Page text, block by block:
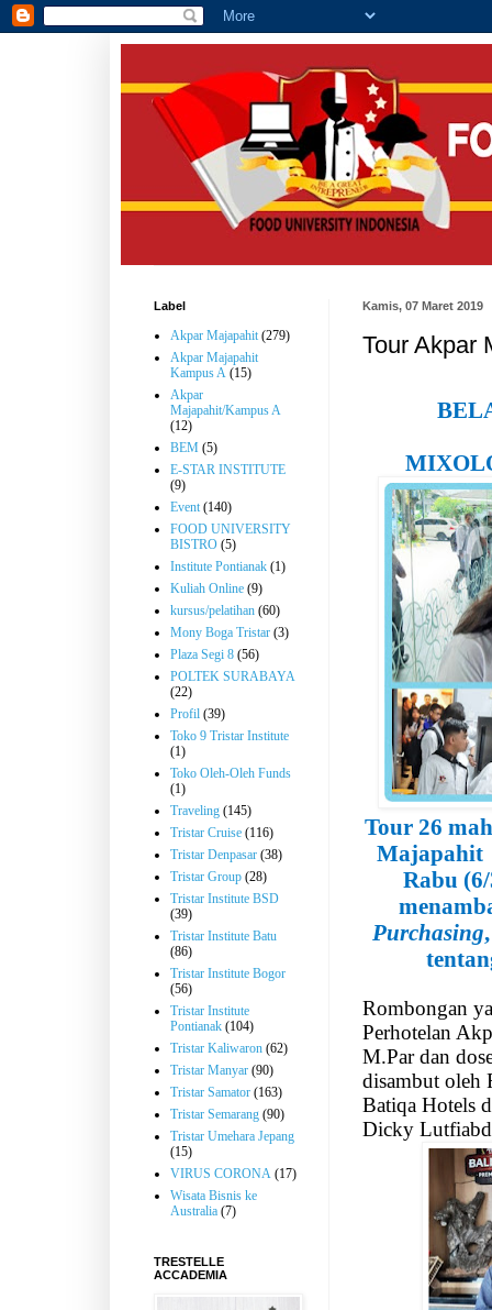
Kamis, 07 Maret 2019
Tour Akpar
Tour26
Majapahit
Rabu
Purchasing,
Rombongan
Perhotelan
M.Par dan
disambut oleh
Batiqa Hotels
Dicky
Label
Akpar Majapahit (279)
Akpar Majapahit
Kampus A (15)
Akpar
Majapahit/Kampus A
(12)
BEM (5)
E-STAR INSTITUTE
(9)
Event (140)
FOOD UNIVERSITY
BISTRO (5)
Institute Pontianak (1)
Kuliah Online (9)
kursus/pelatihan (60)
Mony Boga Tristar (3)
Plaza Segi 8 (56)
POLTEK SURABAYA
(22)
Profil (39)
Toko 9 Tristar Institute
(1)
Toko Oleh-Oleh Funds
(1)
Traveling (145)
Tristar Cruise (116)
Tristar Denpasar (38)
Tristar Group (28)
Tristar Institute BSD
(39)
Tristar Institute Batu
(86)
Tristar Institute Bogor
(56)
Tristar Institute
Pontianak (104)
Tristar Kaliwaron (62)
Tristar Manyar (90)
Tristar Samator (163)
Tristar Semarang (90)
Tristar Umehara Jepang
(15)
VIRUS CORONA (17)
Wisata Bisnis ke
Australia (7)
TRESTELLE
ACCADEMIA